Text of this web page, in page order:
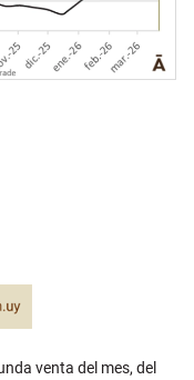
venta del mes, del